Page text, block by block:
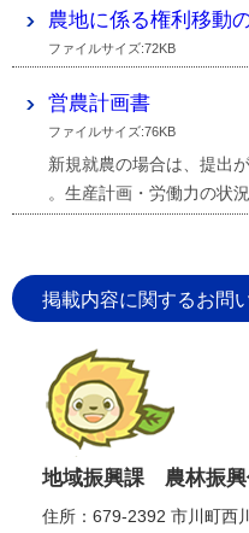
農地に係る権利移動
ファイルサイズ:72KB
営農計画書
ファイルサイズ:76KB
新規就農の場合は、提出
。生産計画・労働力の状
掲載内容に関するお問
地域振興課 農林振
住所：679-2392 市川町西